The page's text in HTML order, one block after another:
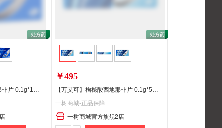
【万艾可】枸橼酸西地那非片 0.1g*1片/盒
￥495
【万艾可】枸橼酸西地那非片 0.1g*5片/盒
一树商城-正品保障
一树商城官方旗舰2店